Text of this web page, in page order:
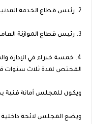
2. رئيس قطاع الخدمة المدنية بالجهاز.
3. رئيس قطاع الموازنة العامة للدولة بوزارة المالية.
4. خمسة خبراء في الإدارة
المختص لمدة ثلاث سنوات
ويكون للمجلس أمانة
ويضع المجلس لائحة داخلية